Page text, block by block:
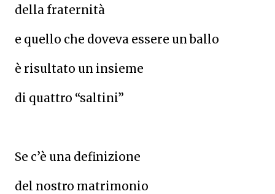
della fraternità
e quello che doveva essere un ballo
è risultato un insieme
di quattro “saltini”
Se c’è una definizione
del nostro matrimonio